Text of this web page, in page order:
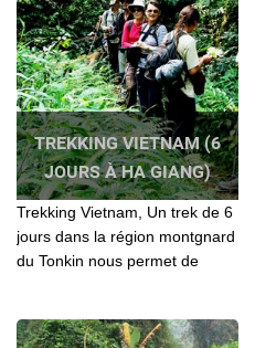
TREKKING VIETNAM (6
JOURS À HA GIANG)
Trekking Vietnam, Un trek de 6
jours dans la région montgnard
du Tonkin nous permet de
au Vietnam